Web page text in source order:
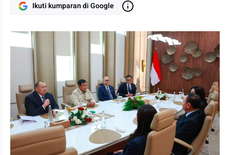
Ikuti kumparan di Google